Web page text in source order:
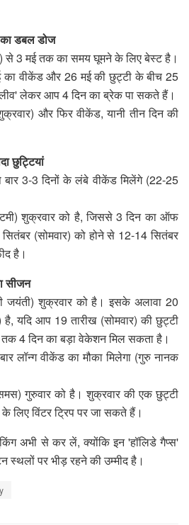
का डबल डोज
से 3 मई तक का समय घूमने के लिए बेस्ट है।
वीकेंड और 26 मई की छुट्टी के बीच 25
लीव' लेकर आप 4 दिन का ब्रेक पा सकते हैं।
और फिर वीकेंड, यानी तीन दिन की
छुट्टियां
3-3 दिनों के लंबे वीकेंड मिलेंगे (22-25
शुक्रवार को है, जिससे 3 दिन का ऑफ
(सोमवार) को होने से 12-14 सितंबर
है।
सीजन
शुक्रवार को है। इसके अलावा 20
यदि आप 19 तारीख (सोमवार) की छुट्टी
तक 4 दिन का बड़ा वेकेशन मिल सकता है।
लॉन्ग वीकेंड का मौका मिलेगा (गुरु नानक
गुरुवार को है। शुक्रवार की एक छुट्टी
लिए विंटर ट्रिप पर जा सकते हैं।
अभी से कर लें, क्योंकि इन 'हॉलिडे गैप्स'
स्थलों पर भीड़ रहने की उम्मीद है।